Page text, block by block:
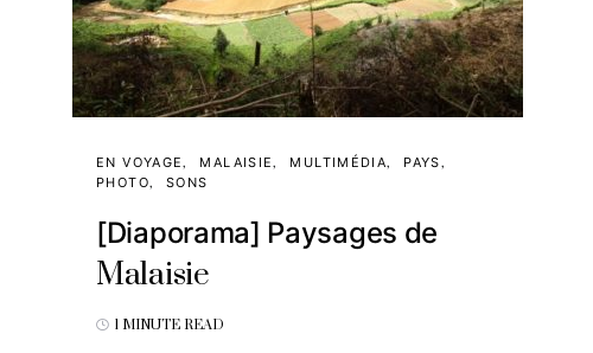
EN VOYAGE MALAISIE MULTIMÉDIA
PAYS
PHOTO
SONS
[Diaporama] Paysages de
Malaisie
1 MINUTE READ